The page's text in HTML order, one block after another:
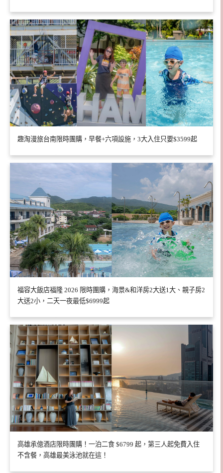
趣淘漫旅台南限時團購，早餐+六項設施，3大入住只要$3599起
福容大飯店福隆 2026 限時團購，海景&和洋房2大送1大、親子房2
大送2小，二天一夜最低$6999起
高雄承億酒店限時團購！一泊二食 $6799 起，第三人起免費入住
不含餐，高雄最美泳池就在這！